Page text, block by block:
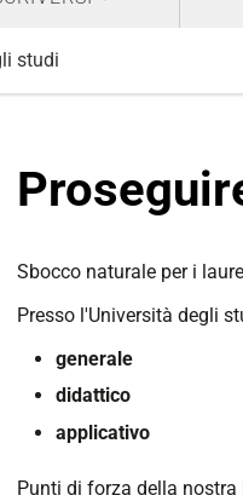
studi
Sbocco naturale per i
Presso l'Università degli
generale
didattico
applicativo
Punti di forza della